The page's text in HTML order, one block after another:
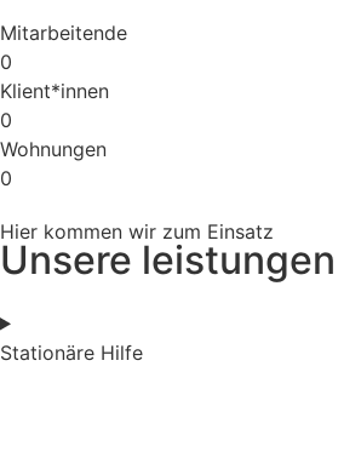
Mitarbeitende
0
Klient*innen​
0
Wohnungen​
0
Hier kommen wir zum Einsatz
Unsere leistungen
Stationäre Hilfe